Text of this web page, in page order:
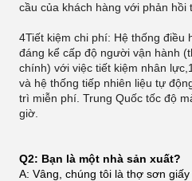
cầu của khách hàng với phản hồi
4Tiết kiệm chi phí: Hệ thống điều
đáng kể cấp độ người vận hành
chính) với việc tiết kiệm nhân
và hệ thống tiếp nhiên liệu tự
trì miễn phí. Trung Quốc tốc độ
giờ.
Q2: Bạn là một nhà sản xuất?
A: Vâng, chúng tôi là thợ sơn